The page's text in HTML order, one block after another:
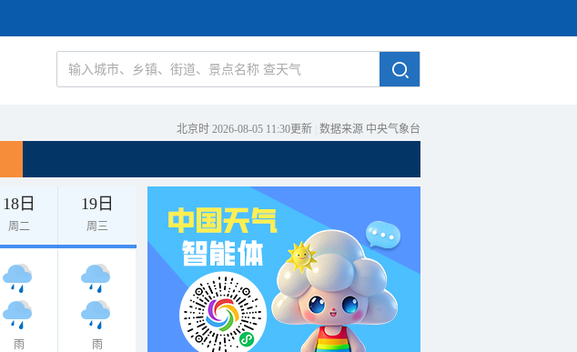
北京时 2026-08-05 11:30更新 数据来源 中央气象台
18日
周二
19日
周三
雨 雨